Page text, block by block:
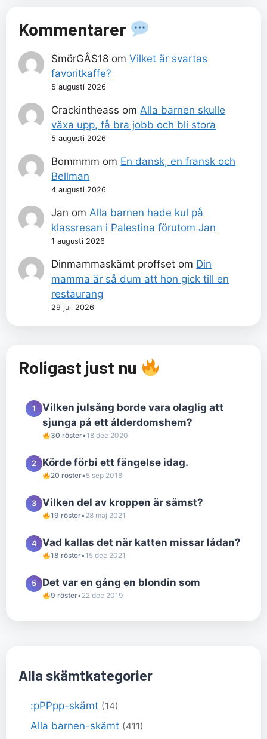
Kommentarer
SmörGÅS18 omVilket är svartas
favoritkaffe?
5 augusti 2026
Crackintheass omAlla barnen skulle
växa upp, få bra jobb och bli stora
5 augusti 2026
Bommmm om En dansk, en fransk och
Bellman
4 augusti 2026
Jan omAlla barnen hade kul på
klassresan i Palestina förutom Jan
1 augusti 2026
Dinmammaskämt proffset om Din
mamma är så dum att hon gick till en
restaurang
29 juli 2026
Roligast just nu
1
Vilken julsång borde vara olaglig att
sjunga på ett ålderdomshem?
30 röster•18 dec 2020
2 Körde förbi ett fängelse idag.
20 röster•5 sep 2018
3 Vilken del av kroppen är sämst?
19 röster•28 maj 2021
4 Vad kallas det när katten missar lådan?
18 röster•15 dec 2021
5 Det var en gång en blondin som
9 röster•22 dec 2019
Alla skämtkategorier
:pPPpp-skämt (14)
Alla barnen-skämt (411)